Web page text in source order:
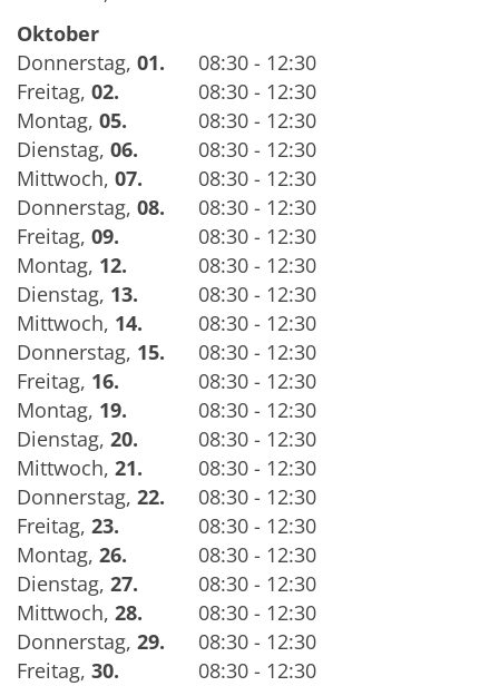
Oktober
Donnerstag, 01.
08:30 - 12:30
Freitag, 02.
08:30 - 12:30
Montag, 05.
08:30 - 12:30
Dienstag, 06.
08:30 - 12:30
Mittwoch, 07.
08:30 - 12:30
Donnerstag, 08.
08:30 - 12:30
Freitag, 09.
08:30 - 12:30
Montag, 12.
08:30 - 12:30
Dienstag, 13.
08:30 - 12:30
Mittwoch, 14.
08:30 - 12:30
Donnerstag, 15.
08:30 - 12:30
Freitag, 16.
08:30 - 12:30
Montag, 19.
08:30 - 12:30
Dienstag, 20.
08:30 - 12:30
Mittwoch, 21.
08:30 - 12:30
Donnerstag, 22.
08:30 - 12:30
Freitag, 23.
08:30 - 12:30
Montag, 26.
08:30 - 12:30
Dienstag, 27.
08:30 - 12:30
Mittwoch, 28.
08:30 - 12:30
Donnerstag, 29.
08:30 - 12:30
Freitag, 30.
08:30 - 12:30